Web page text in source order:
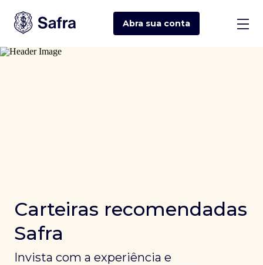
Abra sua conta
Carteiras recomendadas
Safra
Invista com a experiência e